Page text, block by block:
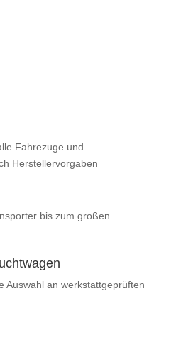
Fahrezuge und
Herstellervorgaben
bis zum großen
Auswahl an werkstattgeprüften